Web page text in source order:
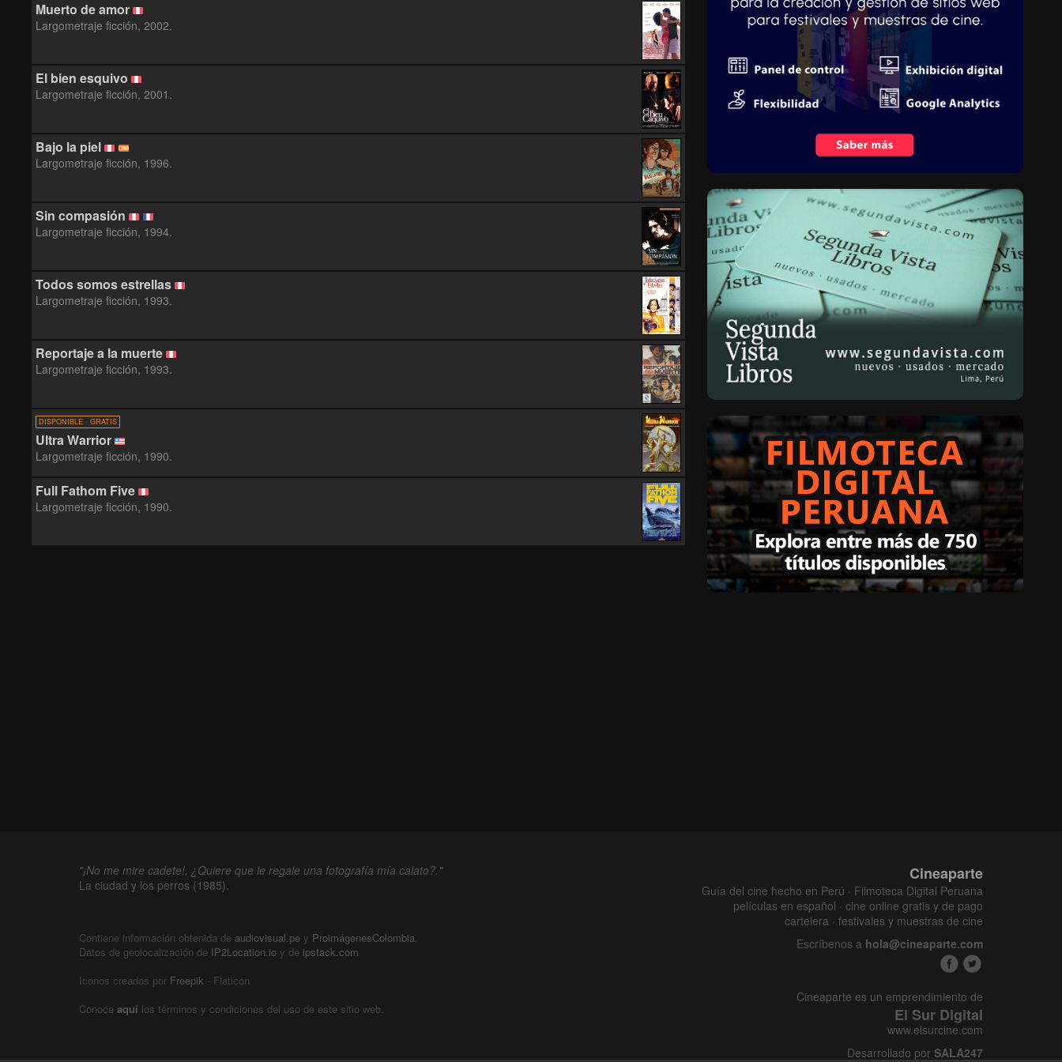
Muerto de amor
Largometraje ficción, 2002.
El bien esquivo
Largometraje ficción, 2001.
Bajo la piel
Largometraje ficción, 1996.
Sin compasión
Largometraje ficción, 1994.
Todos somos estrellas
Largometraje ficción, 1993.
Reportaje a la muerte
Largometraje ficción, 1993.
DISPONIBLE · GRATIS
Ultra Warrior
Largometraje ficción, 1990.
Full Fathom Five
Largometraje ficción, 1990.
"¡No me mire cadete!, ¿Quiere que le regale una fotografía mía calato?."
La ciudad y los perros (1985).
Contiene información obtenida de audiovisual.pe y ProimágenesColombia.
Datos de geolocalización de IP2Location.io y de ipstack.com
Iconos creados por Freepik - Flaticon
Conoce aquí los términos y condiciones del uso de este sitio web.
Cineaparte
Guía del cine hecho en Perú · Filmoteca Digital Peruana
películas en español · cine online gratis y de pago
cartelera · festivales y muestras de cine
Escríbenos a hola@cineaparte.com
Cineaparte es un emprendimiento de
El Sur Digital
www.elsurcine.com
Desarrollado por SALA247